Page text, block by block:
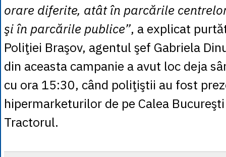
orare diferite, atât în parcările
şi în parcările publice”, a explicat
Poliţiei Braşov, agentul şef Gabriela
din aceasta campanie a avut loc deja
cu ora 15:30, când poliţiştii au fost
hipermarketurilor de pe Calea
Tractorul.